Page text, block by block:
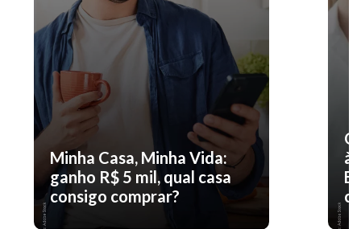
Minha Casa, Minha Vida:
ganho R$ 5 mil, qual casa
consigo comprar?
O
à